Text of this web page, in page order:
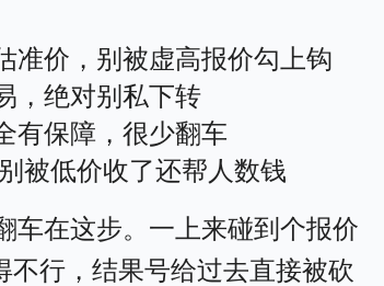
准价，别被虚高报价勾上钩
，绝对别私下转
有保障，很少翻车
被低价收了还帮人数钱
车在这步。一上来碰到个报价
不行，结果号给过去直接被砍